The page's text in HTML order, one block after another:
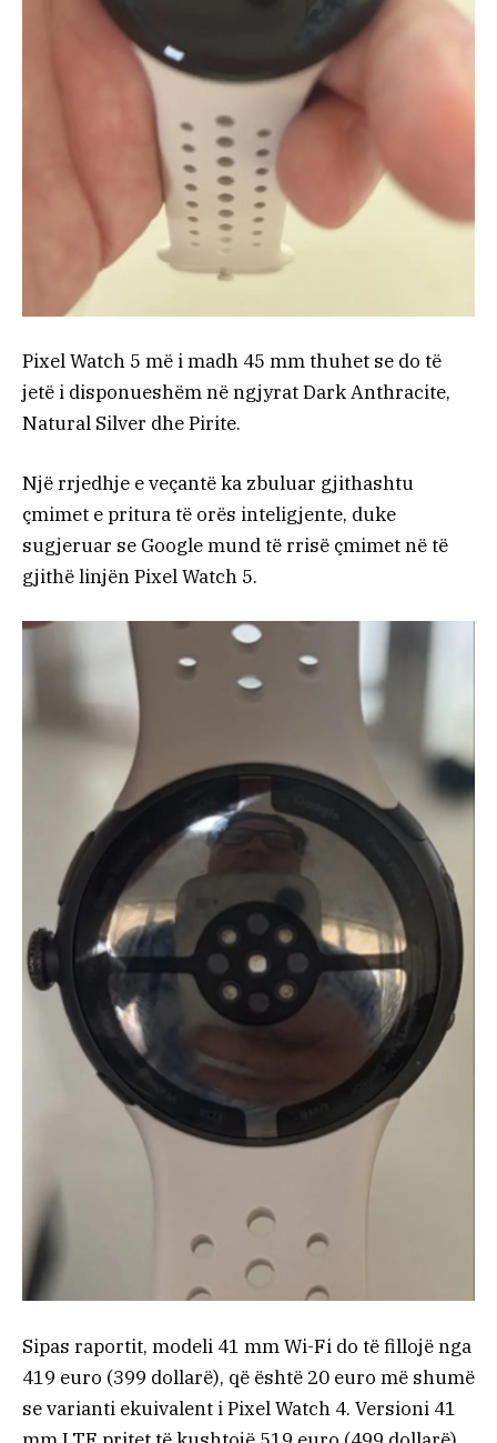
Pixel Watch 5 më i madh 45 mm thuhet se do të
jetë i disponueshëm në ngjyrat Dark Anthracite,
Natural Silver dhe Pirite.
Një rrjedhje e veçantë ka zbuluar gjithashtu
çmimet e pritura të orës inteligjente, duke
sugjeruar se Google mund të rrisë çmimet në të
gjithë linjën Pixel Watch 5.
Sipas raportit, modeli 41 mm Wi-Fi do të fillojë nga
419 euro (399 dollarë), që është 20 euro më shumë
se varianti ekuivalent i Pixel Watch 4. Versioni 41